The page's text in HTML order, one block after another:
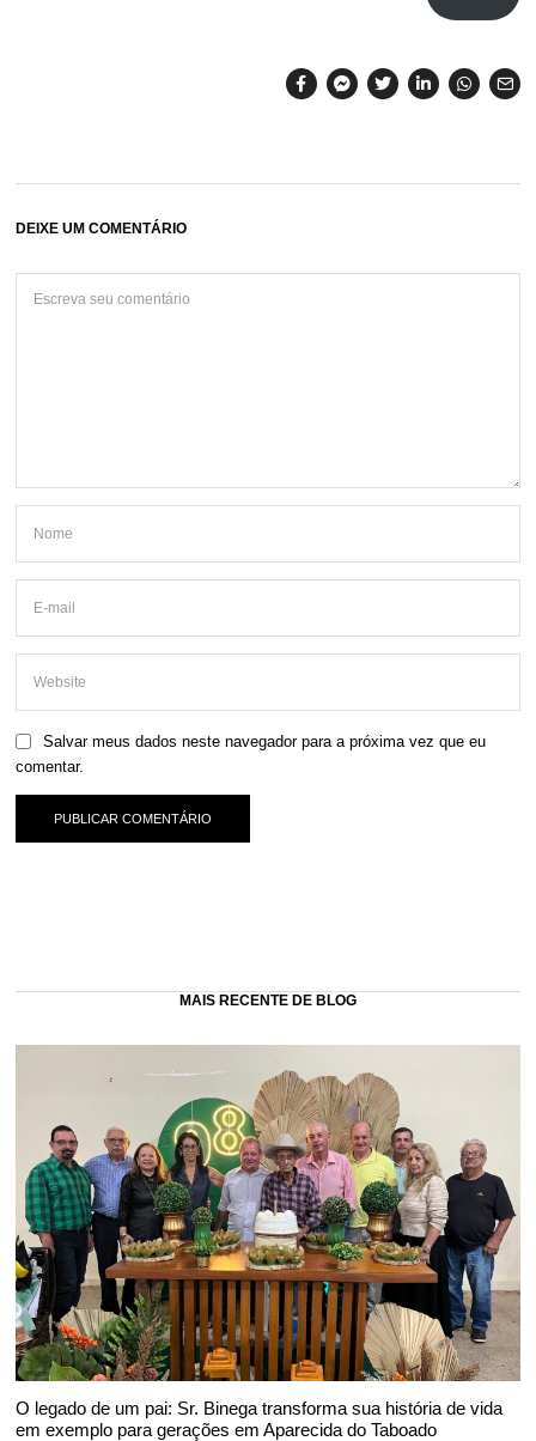
DEIXE UM COMENTÁRIO
Salvar meus dados neste navegador para a próxima vez que eu
comentar.
MAIS RECENTE DE BLOG
O legado de um pai: Sr. Binega transforma sua história de vida
em exemplo para gerações em Aparecida do Taboado